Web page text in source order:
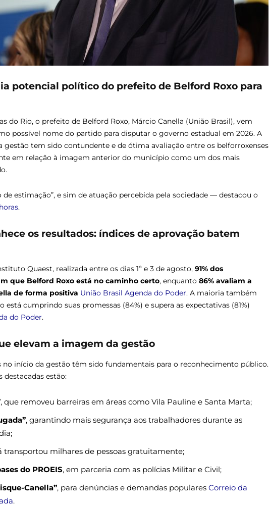
potencial político do prefeito de Belford Roxo para
do Rio, o prefeito de Belford Roxo, Márcio Canella (União Brasil), vem
possível nome do partido para disputar o governo estadual em 2026. A
gestão tem sido contundente e de ótima avaliação entre os belforroxenses
em relação à imagem anterior do município como um dos mais
de estimação”, e sim de atuação percebida pela sociedade — destacou o
.
os resultados: índices de aprovação batem
Quaest, realizada entre os dias 1º e 3 de agosto, 91% dos
que Belford Roxo está no caminho certo, enquanto 86% avaliam a
de forma positiva União Brasil Agenda do Poder. A maioria também
cumprindo suas promessas (84%) e supera as expectativas (81%)
do Poder.
elevam a imagem da gestão
no início da gestão têm sido fundamentais para o reconhecimento público.
destacadas estão:
, que removeu barreiras em áreas como Vila Pauline e Santa Marta;
, garantindo mais segurança aos trabalhadores durante as
transportou milhares de pessoas gratuitamente;
do PROEIS, em parceria com as polícias Militar e Civil;
Canella”, para denúncias e demandas populares Correio da
.